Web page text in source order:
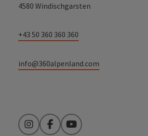
4580 Windischgarsten
+43 50 360 360 360
info@360alpenland.com
InstagramFacebookYouTube